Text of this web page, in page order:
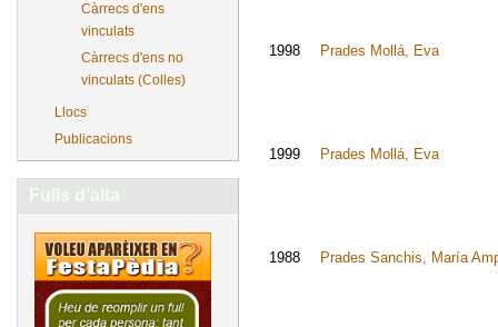
Càrrecs d'ens
vinculats
Càrrecs d'ens no
vinculats (Colles)
Llocs
Publicacions
Fulls d'alta
1998 Prades Mollá, Eva
1999 Prades Mollá, Eva
1988 Prades Sanchis, María